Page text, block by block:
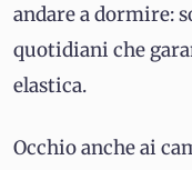
andare a dormire:
quotidiani che
elastica.
Occhio anche ai